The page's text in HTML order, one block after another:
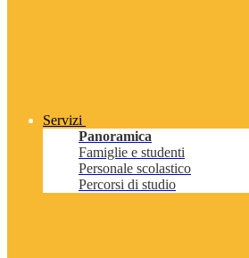
Servizi
Panoramica
Famiglie e studenti
Personale scolastico
Percorsi di studio